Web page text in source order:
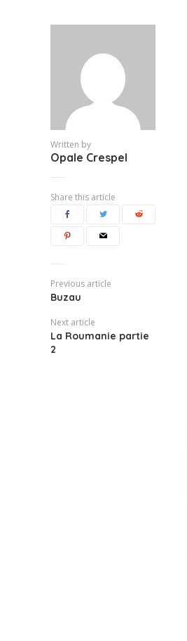
Written by
Opale Crespel
Share this article
Previous article
Buzau
Next article
La Roumanie partie
2